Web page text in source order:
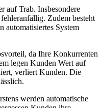
auf Trab. Insbesondere
Zudem besteht
automatisiertes System
da Ihre Konkurrenten
legen Kunden Wert auf
verliert Kunden. Die
werden automatische